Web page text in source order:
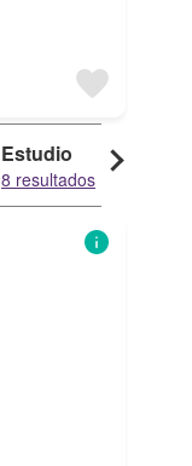
Estudio
8 resultados